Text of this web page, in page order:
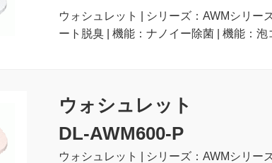
ウォシュレット | シリーズ：AWMシリー
ート脱臭 | 機能：ナノイー除菌 | 機能：
ウォシュレット
DL-AWM600-P
ウォシュレット | シリーズ：AWMシリー